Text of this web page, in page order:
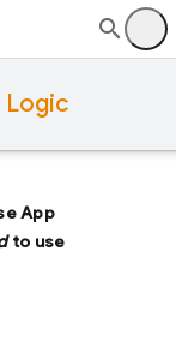
Logic
App
to use